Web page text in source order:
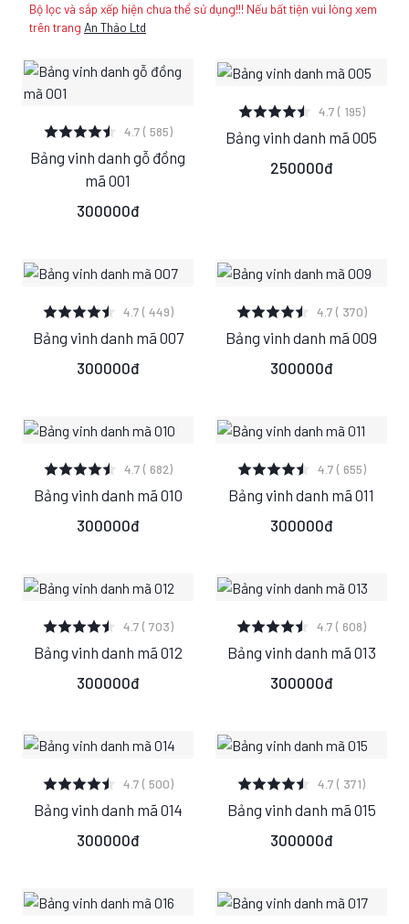
Bộ lọc và sắp xếp hiện chưa thể sử dụng!!! Nếu bất tiện vui lòng xem
trên trang An Thảo Ltd
XEM CHI TIẾT
S M L
4.7 ( 585)
Bảng vinh danh gỗ đồng
mã 001
300000đ
XEM CHI TIẾT
S M L
4.7 ( 195)
Bảng vinh danh mã 005
250000đ
XEM CHI TIẾT
S M L
4.7 ( 449)
Bảng vinh danh mã 007
300000đ
XEM CHI TIẾT
S M L
4.7 ( 370)
Bảng vinh danh mã 009
300000đ
XEM CHI TIẾT
S M L
4.7 ( 682)
Bảng vinh danh mã 010
300000đ
XEM CHI TIẾT
S M L
4.7 ( 655)
Bảng vinh danh mã 011
300000đ
XEM CHI TIẾT
S M L
4.7 ( 703)
Bảng vinh danh mã 012
300000đ
XEM CHI TIẾT
S M L
4.7 ( 608)
Bảng vinh danh mã 013
300000đ
XEM CHI TIẾT
S M L
4.7 ( 500)
Bảng vinh danh mã 014
300000đ
XEM CHI TIẾT
S M L
4.7 ( 371)
Bảng vinh danh mã 015
300000đ